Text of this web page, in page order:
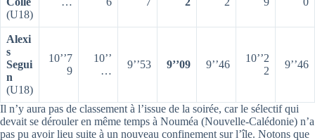
(U18)
Alexi
s
Segui
n
(U18)
10’’7
9
10’’
…
9’’53 9’’09 9’’46
10’’2
2
9’’46
Il n’y aura pas de classement à l’issue de la soirée, car le sélectif qui
devait se dérouler en même temps à Nouméa (Nouvelle-Calédonie) n’a
pas pu avoir lieu suite à un nouveau confinement sur l’île. Notons que